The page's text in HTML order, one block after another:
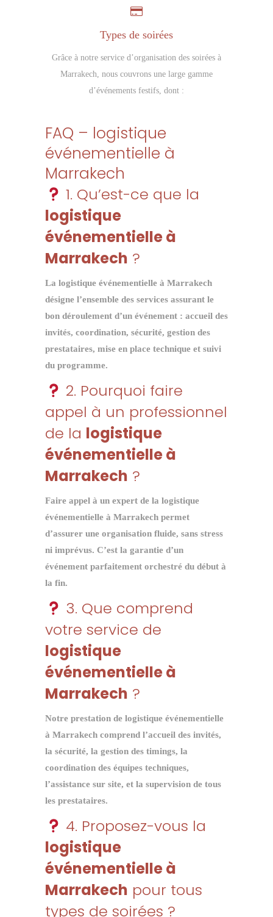
Types de soirées
Grâce à notre service d’organisation des soirées à
Marrakech, nous couvrons une large gamme
d’événements festifs, dont :
FAQ – logistique
événementielle à
Marrakech
1. Qu’est-ce que la
logistique
événementielle à
Marrakech ?
La logistique événementielle à Marrakech
désigne l’ensemble des services assurant le
bon déroulement d’un événement : accueil des
invités, coordination, sécurité, gestion des
prestataires, mise en place technique et suivi
du programme.
2. Pourquoi faire
appel à un professionnel
de la logistique
événementielle à
Marrakech ?
Faire appel à un expert de la logistique
événementielle à Marrakech permet
d’assurer une organisation fluide, sans stress
ni imprévus. C’est la garantie d’un
événement parfaitement orchestré du début à
la fin.
3. Que comprend
votre service de
logistique
événementielle à
Marrakech ?
Notre prestation de logistique événementielle
à Marrakech comprend l’accueil des invités,
la sécurité, la gestion des timings, la
coordination des équipes techniques,
l’assistance sur site, et la supervision de tous
les prestataires.
4. Proposez-vous la
logistique
événementielle à
Marrakech pour tous
types de soirées ?